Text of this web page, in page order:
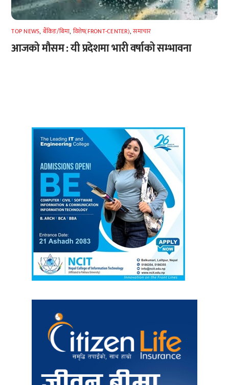
TOP NEWS, बैंकिङ/बिमा, विशेष(FRONT-CENTER),समाचार
आजको मौसम : यी प्रदेशमा भारी वर्षाको सम्भावना